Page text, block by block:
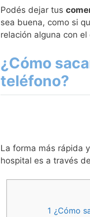
Podés dejar tus
sea buena, como si
relación alguna con el
¿Cómo
teléfono?
La forma más rápida
hospital es a través
1 ¿Cómo